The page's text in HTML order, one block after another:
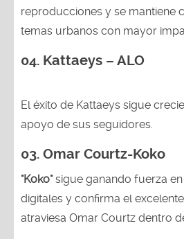
reproducciones y se mantiene
temas urbanos con mayor
04. Kattaeys – ALO
El éxito de Kattaeys sigue
apoyo de sus seguidores.
03. Omar Courtz-Koko
"Koko"sigue ganando fuerza
digitales y confirma el
atraviesa Omar Courtz dentro